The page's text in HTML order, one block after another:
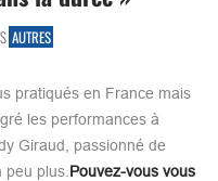
AUTRES
pratiqués en France mais
les performances à
Giraud, passionné de
plus. Pouvez-vous vous